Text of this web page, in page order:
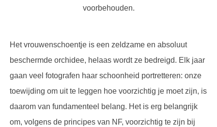
voorbehouden.
Het vrouwenschoentje is een zeldzame en absoluut
beschermde orchidee, helaas wordt ze bedreigd. Elk jaar
gaan veel fotografen haar schoonheid portretteren: onze
toewijding om uit te leggen hoe voorzichtig je moet zijn, is
daarom van fundamenteel belang. Het is erg belangrijk
om, volgens de principes van NF, voorzichtig te zijn bij